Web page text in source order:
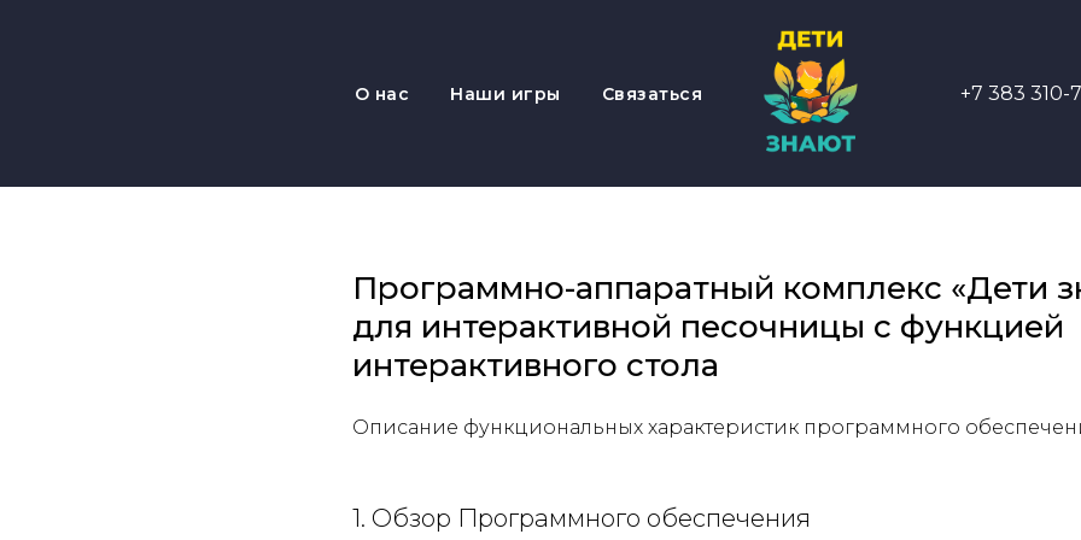
О нас Наши игры Связаться +7 383 310-
Программно-аппаратный комплекс «Дети
для интерактивной песочницы с функцией
интерактивного стола
Описание функциональных характеристик программного
1. Обзор Программного обеспечения